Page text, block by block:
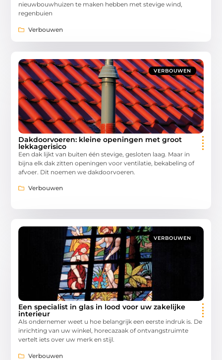
nieuwbouwhuizen te maken hebben met stevige wind,
regenbuien
Verbouwen
VERBOUWEN
Dakdoorvoeren: kleine openingen met groot
lekkagerisico
Een dak lijkt van buiten één stevige, gesloten laag. Maar in
bijna elk dak zitten openingen voor ventilatie, bekabeling of
afvoer. Dit noemen we dakdoorvoeren.
Verbouwen
VERBOUWEN
Een specialist in glas in lood voor uw zakelijke
interieur
Als ondernemer weet u hoe belangrijk een eerste indruk is. De
inrichting van uw winkel, horecazaak of ontvangstruimte
vertelt iets over uw merk en stijl.
Verbouwen